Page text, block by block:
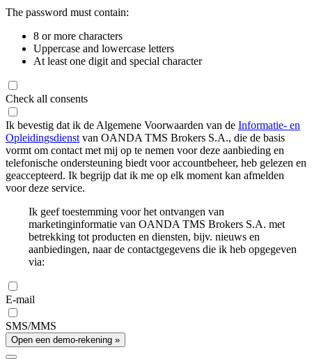
The password must contain:
8 or more characters
Uppercase and lowercase letters
At least one digit and special character
Check all consents
Ik bevestig dat ik de Algemene Voorwaarden van de Informatie- en
Opleidingsdienst van OANDA TMS Brokers S.A., die de basis
vormt om contact met mij op te nemen voor deze aanbieding en
telefonische ondersteuning biedt voor accountbeheer, heb gelezen en
geaccepteerd. Ik begrijp dat ik me op elk moment kan afmelden
voor deze service.
Ik geef toestemming voor het ontvangen van
marketinginformatie van OANDA TMS Brokers S.A. met
betrekking tot producten en diensten, bijv. nieuws en
aanbiedingen, naar de contactgegevens die ik heb opgegeven
via:
E-mail
SMS/MMS
Open een demo-rekening »